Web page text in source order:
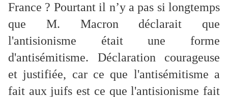
France ? Pourtant il n’y a pas si longtemps
que M. Macron déclarait que
l'antisionisme était une forme
d'antisémitisme. Déclaration courageuse
et justifiée, car ce que l'antisémitisme a
fait aux juifs est ce que l'antisionisme fait